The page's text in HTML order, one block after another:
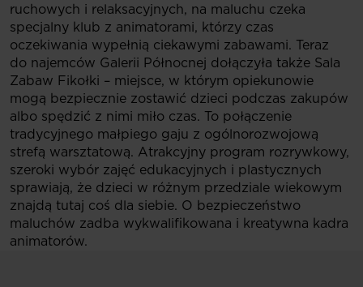
ruchowych i relaksacyjnych, na maluchu czeka
specjalny klub z animatorami, którzy czas
oczekiwania wypełnią ciekawymi zabawami. Teraz
do najemców Galerii Północnej dołączyła także Sala
Zabaw Fikołki – miejsce, w którym opiekunowie
mogą bezpiecznie zostawić dzieci podczas zakupów
albo spędzić z nimi miło czas. To połączenie
tradycyjnego małpiego gaju z ogólnorozwojową
strefą warsztatową. Atrakcyjny program rozrywkowy,
szeroki wybór zajęć edukacyjnych i plastycznych
sprawiają, że dzieci w różnym przedziale wiekowym
znajdą tutaj coś dla siebie. O bezpieczeństwo
maluchów zadba wykwalifikowana i kreatywna kadra
animatorów.